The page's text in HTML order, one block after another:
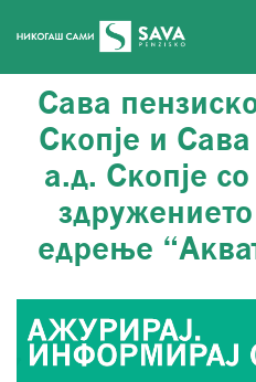
Сава
Скопје и
а.д. Скопје
едрење